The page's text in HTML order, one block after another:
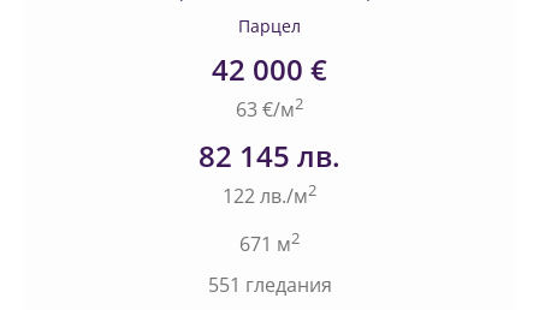
Парцел
42 000 €
63 €/м2
82 145 лв.
122 лв./м2
671 м2
551 гледания